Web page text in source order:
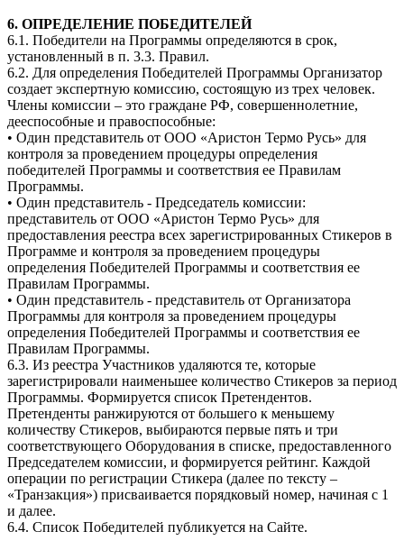
6. ОПРЕДЕЛЕНИЕ ПОБЕДИТЕЛЕЙ
6.1. Победители на Программы определяются в срок,
установленный в п. 3.3. Правил.
6.2. Для определения Победителей Программы Организатор
создает экспертную комиссию, состоящую из трех человек.
Члены комиссии – это граждане РФ, совершеннолетние,
дееспособные и правоспособные:
• Один представитель от ООО «Аристон Термо Русь» для
контроля за проведением процедуры определения
победителей Программы и соответствия ее Правилам
Программы.
• Один представитель - Председатель комиссии:
представитель от ООО «Аристон Термо Русь» для
предоставления реестра всех зарегистрированных Стикеров в
Программе и контроля за проведением процедуры
определения Победителей Программы и соответствия ее
Правилам Программы.
• Один представитель - представитель от Организатора
Программы для контроля за проведением процедуры
определения Победителей Программы и соответствия ее
Правилам Программы.
6.3. Из реестра Участников удаляются те, которые
зарегистрировали наименьшее количество Стикеров за период
Программы. Формируется список Претендентов.
Претенденты ранжируются от большего к меньшему
количеству Стикеров, выбираются первые пять и три
соответствующего Оборудования в списке, предоставленного
Председателем комиссии, и формируется рейтинг. Каждой
операции по регистрации Стикера (далее по тексту –
«Транзакция») присваивается порядковый номер, начиная с 1
и далее.
6.4. Список Победителей публикуется на Сайте.